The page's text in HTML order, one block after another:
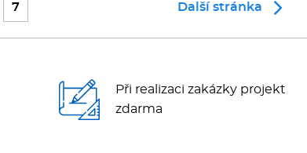
7 Další stránka
Při realizaci zakázky projekt
zdarma